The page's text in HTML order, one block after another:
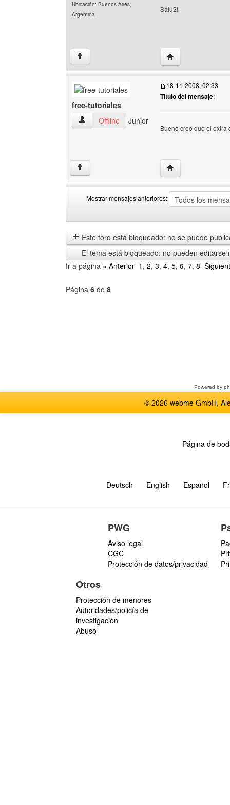
Ubicación: Buenos Aires,
Argentina
Salu2!
↑ Visitar sitio web
free-tutoriales
free-tutoriales Ver perfil del usuario
Offline Junior
18-11-2008, 02:33
Título del mensaje:
Bueno creo que el extra
↑ Visitar sitio web
Mostrar mensajes anteriores:
mensajes
anteriores
by
Este foro está bloqueado: no se puede
El tema está bloqueado: no pueden editarse
Ir a página « Anterior 1 , 2, 3, 4, 5, 6, 7, 8
Página 6 de 8
Powered by
© 2026 webme GmbH,
Página de
Deutsch English Español
PWG
Aviso legal
CGC
Protección de datos/privacidad
Otros
Protección de menores
Autoridades/policía de
investigación
Abuso